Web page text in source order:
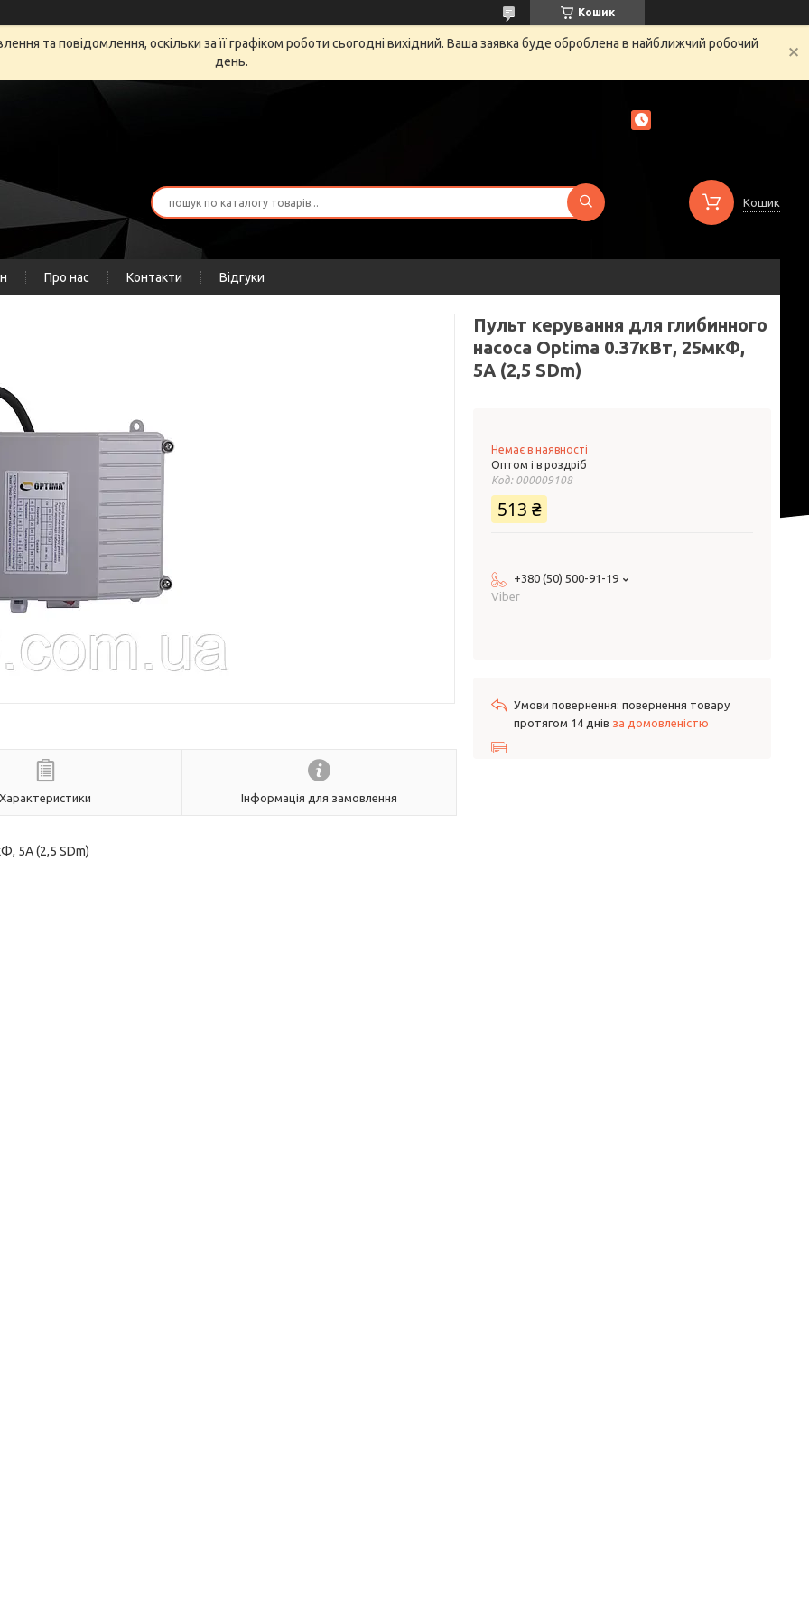
Кошик
та повідомлення, оскільки за її графіком роботи сьогодні вихідний. Ваша заявка буде оброблена в найближчий робочий
день.
Кошик
Про нас Контакти Відгуки
Характеристики Інформація для замовлення
5А (2,5 SDm)
Пульт керування для глибинного
насоса Optima 0.37кВт, 25мкФ,
5А (2,5 SDm)
Немає в наявності
Оптом і в роздріб
Код: 000009108
513 ₴
+380 (50) 500-91-19
Viber
повернення товару
протягом 14 днів за домовленістю